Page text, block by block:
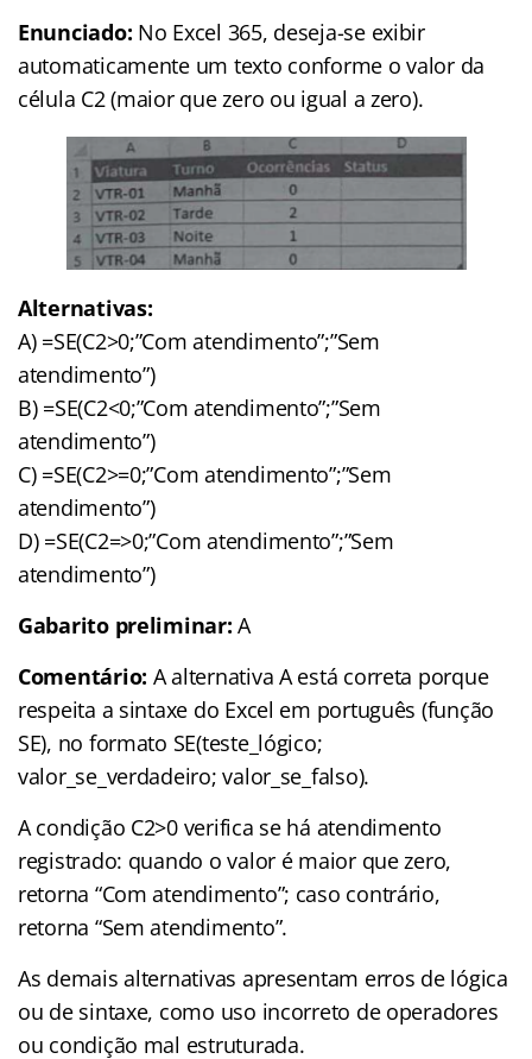
Enunciado: No Excel 365, deseja-se exibir
automaticamente um texto conforme o valor da
célula C2 (maior que zero ou igual a zero).
Alternativas:
A) =SE(C2>0;”Com atendimento”;”Sem
atendimento”)
B) =SE(C2<0;”Com atendimento”;”Sem
atendimento”)
C) =SE(C2>=0;”Com atendimento”;”Sem
atendimento”)
D) =SE(C2=>0;”Com atendimento”;”Sem
atendimento”)
Gabarito preliminar: A
Comentário: A alternativa A está correta porque
respeita a sintaxe do Excel em português (função
SE), no formato SE(teste_lógico;
valor_se_verdadeiro; valor_se_falso).
A condição C2>0 verifica se há atendimento
registrado: quando o valor é maior que zero,
retorna “Com atendimento”; caso contrário,
retorna “Sem atendimento”.
As demais alternativas apresentam erros de lógica
ou de sintaxe, como uso incorreto de operadores
ou condição mal estruturada.